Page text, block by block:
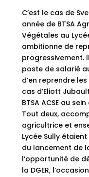
C’est le cas de
année de BTSA
Végétales au
ambitionne de
progressivement.
poste de salarié
d’en reprendre
cas d’Eliott
BTSA ACSE au
Tout deux,
agricultrice et
Lycée Sully
du lancement de
l’opportunité de
la DGER,